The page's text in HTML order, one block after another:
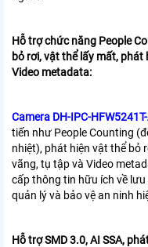
Hỗ trợ chức năng People
bỏ rơi, vật thể lấy mất,
Video metadata:
Camera DH-IPC-
tiến như People Counting
nhiệt), phát hiện vật thể bỏ
vãng, tụ tập và Video
cấp thông tin hữu ích về
quản lý và bảo vệ an ninh
Hỗ trợ SMD 3.0, AI SSA,